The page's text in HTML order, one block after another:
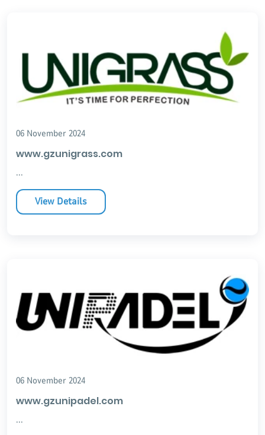
internationaux et a mis en place un système de production
06 November 2024
www.gzunigrass.com
...
View Details
06 November 2024
www.gzunipadel.com
...